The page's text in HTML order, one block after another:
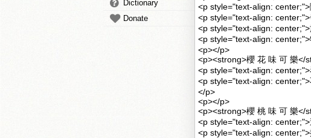
Dictionary
Donate
<p style="text-align:
<p style="text-align:
<p style="text-align:
<p style="text-align:
<p></p>
<p><strong>櫻 花 味 可 樂</
<p style="text-align:
<p style="text-align:
</p>
<p></p>
<p><strong>櫻 桃 味 可 樂</
<p style="text-align:
<p style="text-align: